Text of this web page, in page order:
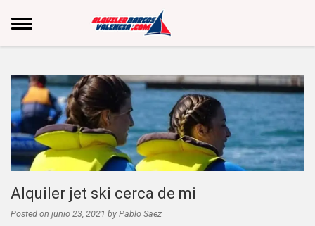
Alquiler jet ski cerca de mi
Posted on junio 23, 2021 by Pablo Saez